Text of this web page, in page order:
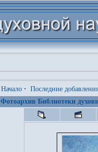
Начало · Последние
Фотоархив Библиотеки